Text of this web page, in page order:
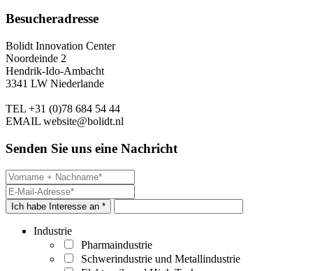
Besucheradresse
Bolidt Innovation Center
Noordeinde 2
Hendrik-Ido-Ambacht
3341 LW Niederlande
TEL +31 (0)78 684 54 44
EMAIL website@bolidt.nl
Senden Sie uns eine Nachricht
Ich habe Interesse an *
Industrie
Pharmaindustrie
Schwerindustrie und Metallindustrie